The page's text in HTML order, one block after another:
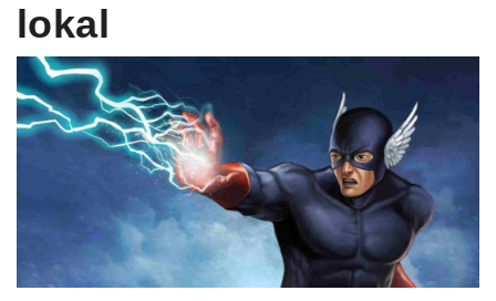
lokal